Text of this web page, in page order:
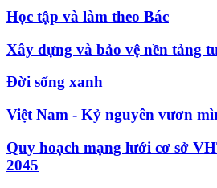
Học tập và làm theo Bác
Xây dựng và bảo vệ nền tảng
Đời sống xanh
Việt Nam - Kỷ nguyên vươn
Quy hoạch mạng lưới cơ sở
2045